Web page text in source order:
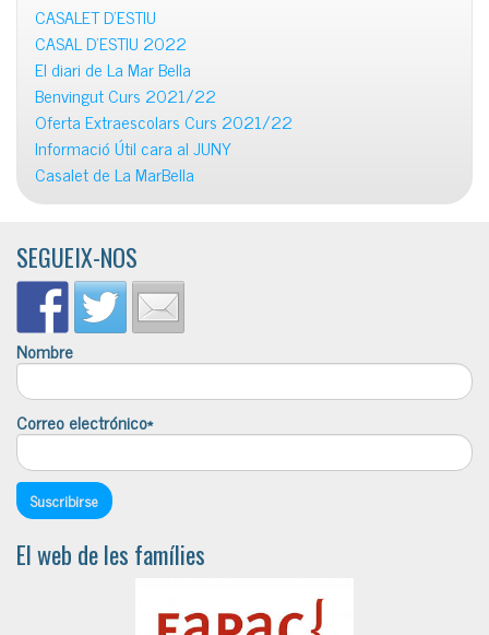
CASALET D’ESTIU
CASAL D’ESTIU 2022
El diari de La Mar Bella
Benvingut Curs 2021/22
Oferta Extraescolars Curs 2021/22
Informació Útil cara al JUNY
Casalet de La MarBella
SEGUEIX-NOS
Nombre
Correo electrónico*
El web de les famílies